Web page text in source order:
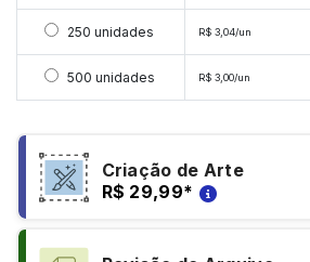
Selecionar 250 unidades
250 unidades R$ 3,04/un
Selecionar 500 unidades
500 unidades R$ 3,00/un
Criação de Arte
R$ 29,99*